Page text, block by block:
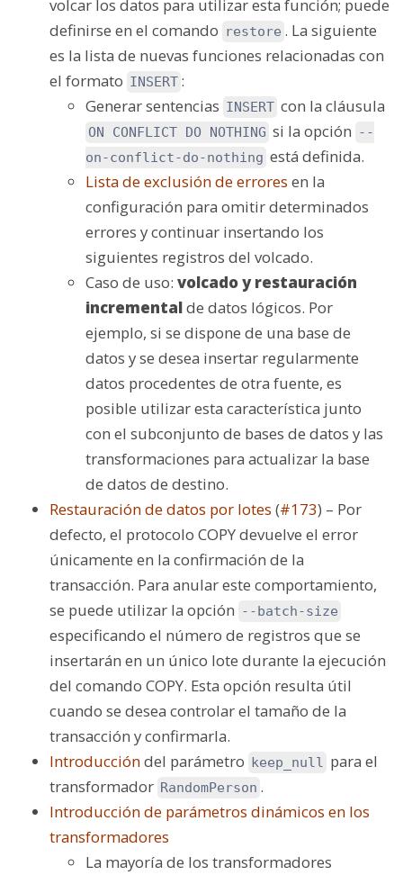
volcar los datos para utilizar esta función; puede
definirse en el comando restore . La siguiente
es la lista de nuevas funciones relacionadas con
el formato INSERT :
Generar sentencias INSERT con la cláusula
ON CONFLICT DO NOTHING si la opción --
on-conflict-do-nothing está definida.
Lista de exclusión de errores en la
configuración para omitir determinados
errores y continuar insertando los
siguientes registros del volcado.
Caso de uso: volcado y restauración
incrementalde datos lógicos. Por
ejemplo, si se dispone de una base de
datos y se desea insertar regularmente
datos procedentes de otra fuente, es
posible utilizar esta característica junto
con el subconjunto de bases de datos y las
transformaciones para actualizar la base
de datos de destino.
Restauración de datos por lotes (#173) – Por
defecto, el protocolo COPY devuelve el error
únicamente en la confirmación de la
transacción. Para anular este comportamiento,
se puede utilizar la opción --batch-size
especificando el número de registros que se
insertarán en un único lote durante la ejecución
del comando COPY. Esta opción resulta útil
cuando se desea controlar el tamaño de la
transacción y confirmarla.
Introduccióndel parámetro keep_null para el
transformador RandomPerson .
Introducción de parámetros dinámicos en los
transformadores
La mayoría de los transformadores